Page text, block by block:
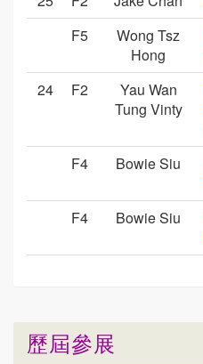
F5
Wong Tsz
Hong
24
F2
Yau Wan
Tung Vinty
F4
Bowie Siu
F4
Bowie Siu
歷屆參展